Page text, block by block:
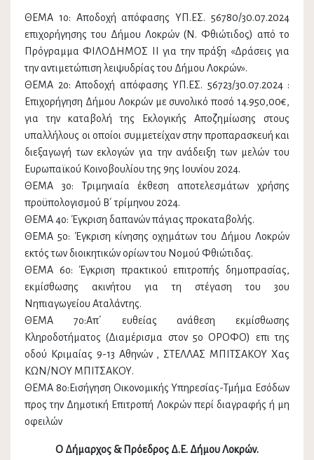
ΘΕΜΑ 1ο: Αποδοχή απόφασης ΥΠ.ΕΣ. 56780/30.07.2024
επιχορήγησης του Δήμου Λοκρών (Ν. Φθιώτιδος) από το
Πρόγραμμα ΦΙΛΟΔΗΜΟΣ ΙΙ για την πράξη «Δράσεις για
την αντιμετώπιση λειψυδρίας του Δήμου Λοκρών».
ΘΕΜΑ 2ο: Αποδοχή απόφασης ΥΠ.ΕΣ. 56723/30.07.2024 :
Επιχορήγηση Δήμου Λοκρών με συνολικό ποσό 14.950,00€,
για την καταβολή της Εκλογικής Αποζημίωσης στους
υπαλλήλους οι οποίοι συμμετείχαν στην προπαρασκευή και
διεξαγωγή των εκλογών για την ανάδειξη των μελών του
Ευρωπαϊκού Κοινοβουλίου της 9ης Ιουνίου 2024.
ΘΕΜΑ 3ο: Τριμηνιαία έκθεση αποτελεσμάτων χρήσης
προϋπολογισμού Β΄ τρίμηνου 2024.
ΘΕΜΑ 4ο: Έγκριση δαπανών πάγιας προκαταβολής.
ΘΕΜΑ 5ο: Έγκριση κίνησης οχημάτων του Δήμου Λοκρών
εκτός των διοικητικών ορίων του Νομού Φθιώτιδας.
ΘΕΜΑ 6ο: Έγκριση πρακτικού επιτροπής δημοπρασίας,
εκμίσθωσης ακινήτου για τη στέγαση του 3ου
Νηπιαγωγείου Αταλάντης.
ΘΕΜΑ 7ο:Απ΄ ευθείας ανάθεση εκμίσθωσης
Κληροδοτήματος (Διαμέρισμα στον 5ο ΟΡΟΦΟ) επι της
οδού Κριμαίας 9-13 Αθηνών , ΣΤΕΛΛΑΣ ΜΠΙΤΣΑΚΟΥ Χας
ΚΩΝ/ΝΟΥ ΜΠΙΤΣΑΚΟΥ.
ΘΕΜΑ 8ο:Εισήγηση Οικονομικής Υπηρεσίας-Τμήμα Εσόδων
προς την Δημοτική Επιτροπή Λοκρών περί διαγραφής ή μη
οφειλών
Ο Δήμαρχος & Πρόεδρος Δ.Ε. Δήμου Λοκρών.